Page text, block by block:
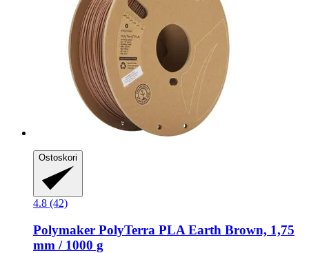
Ostoskori
4.8 (42)
Polymaker PolyTerra PLA Earth Brown, 1,75
mm / 1000 g